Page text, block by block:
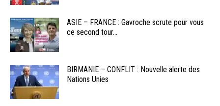
ASIE – FRANCE : Gavroche scrute pour vous
ce second tour...
BIRMANIE – CONFLIT : Nouvelle alerte des
Nations Unies